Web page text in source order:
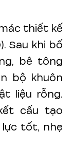
thiết kế
Sau khi bố
bê tông
bộ khuôn
liệu rỗng.
cấu tạo
tốt, nhẹ